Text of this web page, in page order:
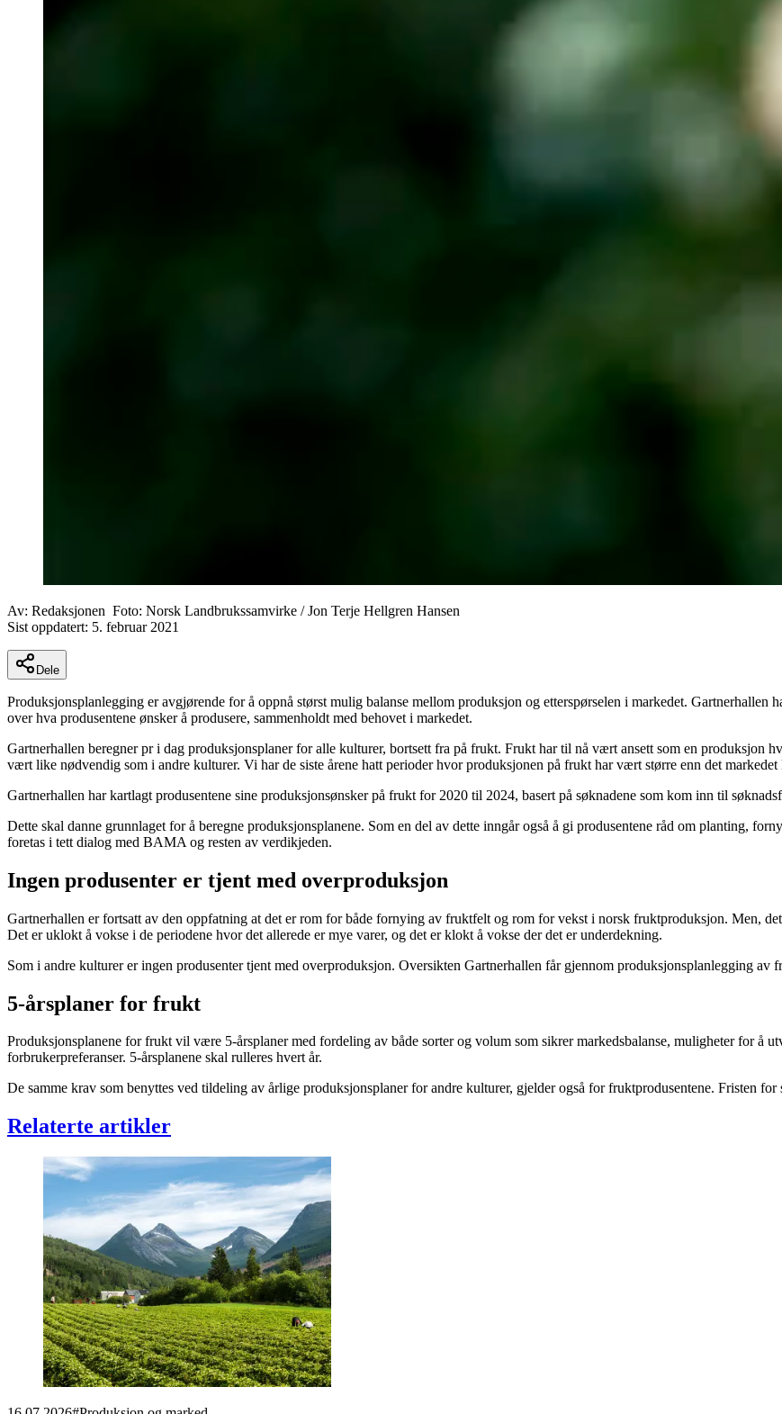
Av: Redaksjonen Foto: Norsk Landbrukssamvirke / Jon Terje Hellgren Hansen
Sist oppdatert: 5. februar 2021
Dele
Produksjonsplanlegging er avgjørende for å oppnå størst mulig balanse mellom produksjon og etterspørselen i markedet.
over hva produsentene ønsker å produsere, sammenholdt med behovet i markedet.
Gartnerhallen beregner pr i dag produksjonsplaner for alle kulturer, bortsett fra på frukt. Frukt har til nå vært ansett som en produksjon
vært like nødvendig som i andre kulturer. Vi har de siste årene hatt perioder hvor produksjonen på frukt har vært større enn det
Gartnerhallen har kartlagt produsentene sine produksjonsønsker på frukt for 2020 til 2024, basert på søknadene som kom inn til
Dette skal danne grunnlaget for å beregne produksjonsplanene. Som en del av dette inngår også å gi produsentene råd om planting,
foretas i tett dialog med BAMA og resten av verdikjeden.
Ingen produsenter er tjent med overproduksjon
Gartnerhallen er fortsatt av den oppfatning at det er rom for både fornying av fruktfelt og rom for vekst i norsk fruktproduksjon. Men,
Det er uklokt å vokse i de periodene hvor det allerede er mye varer, og det er klokt å vokse der det er underdekning.
Som i andre kulturer er ingen produsenter tjent med overproduksjon. Oversikten Gartnerhallen får gjennom produksjonsplanlegging
5-årsplaner for frukt
Produksjonsplanene for frukt vil være 5-årsplaner med fordeling av både sorter og volum som sikrer markedsbalanse, muligheter for å
forbrukerpreferanser. 5-årsplanene skal rulleres hvert år.
De samme krav som benyttes ved tildeling av årlige produksjonsplaner for andre kulturer, gjelder også for fruktprodusentene. Fristen
Relaterte artikler